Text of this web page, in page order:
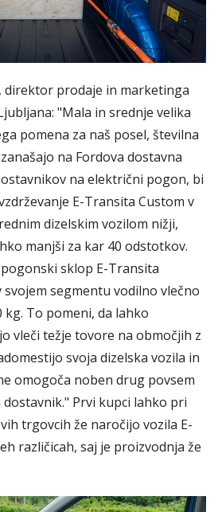
direktor prodaje in marketinga
"Mala in srednje velika
pomena za naš posel, številna
na Fordova dostavna
na električni pogon, bi
E-Transita Custom v
dizelskim vozilom nižji,
manjši za kar 40 odstotkov.
sklop E-Transita
segmentu vodilno vlečno
kg. To pomeni, da lahko
vleči težje tovore na območjih z
svoja dizelska vozila in
omogoča noben drug povsem
Prvi kupci lahko pri
trgovcih že naročijo vozila E-
različicah, saj je proizvodnja že